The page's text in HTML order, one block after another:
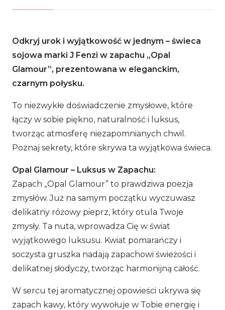
Odkryj urok i wyjątkowość w jednym – świeca
sojowa marki J Fenzi w zapachu „Opal
Glamour”, prezentowana w eleganckim,
czarnym połysku.
To niezwykłe doświadczenie zmysłowe, które
łączy w sobie piękno, naturalność i luksus,
tworząc atmosferę niezapomnianych chwil.
Poznaj sekrety, które skrywa ta wyjątkowa świeca.
Opal Glamour – Luksus w Zapachu:
Zapach „Opal Glamour” to prawdziwa poezja
zmysłów. Już na samym początku wyczuwasz
delikatny różowy pieprz, który otula Twoje
zmysły. Ta nuta, wprowadza Cię w świat
wyjątkowego luksusu. Kwiat pomarańczy i
soczysta gruszka nadają zapachowi świeżości i
delikatnej słodyczy, tworząc harmonijną całość.
W sercu tej aromatycznej opowieści ukrywa się
zapach kawy, który wywołuje w Tobie energię i